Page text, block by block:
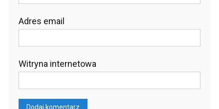
Adres email
Witryna internetowa